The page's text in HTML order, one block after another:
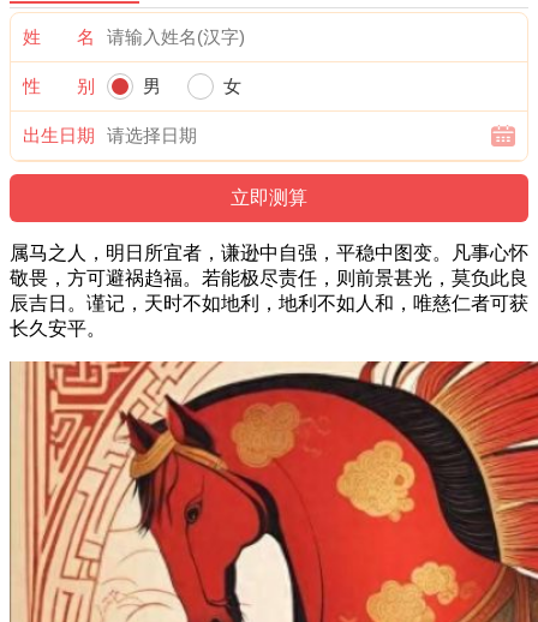
姓 名
性 别 男 女
出生日期
属马之人，明日所宜者，谦逊中自强，平稳中图变。凡事心怀
敬畏，方可避祸趋福。若能极尽责任，则前景甚光，莫负此良
辰吉日。谨记，天时不如地利，地利不如人和，唯慈仁者可获
长久安平。